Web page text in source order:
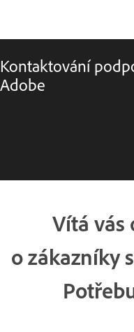
Kontaktování
Adobe
Vítá vás
o zákazníky